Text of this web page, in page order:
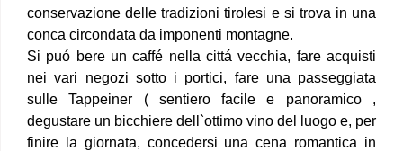
conservazione delle tradizioni tirolesi e si trova in una
conca circondata da imponenti montagne.
Si puó bere un caffé nella cittá vecchia, fare acquisti
nei vari negozi sotto i portici, fare una passeggiata
sulle Tappeiner ( sentiero facile e panoramico ,
degustare un bicchiere dell`ottimo vino del luogo e, per
finire la giornata, concedersi una cena romantica in